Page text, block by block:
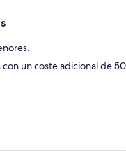
un coste adicional de 50